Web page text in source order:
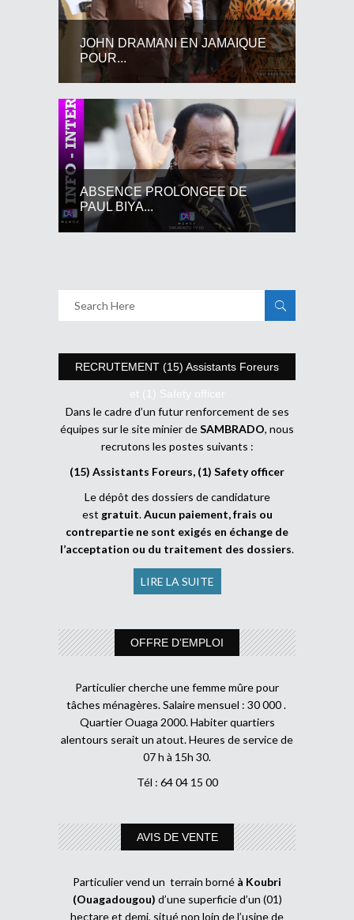
JOHN DRAMANI EN JAMAIQUE
POUR...
ABSENCE PROLONGEE DE
PAUL BIYA...
RECRUTEMENT (15) Assistants Foreurs
et (1) Safety officer
Dans le cadre d’un futur renforcement de ses
équipes sur le site minier deSAMBRADO, nous
recrutons les postes suivants :
(15) Assistants Foreurs, (1) Safety officer
Le dépôt des dossiers de candidature
est gratuit.Aucun paiement, frais ou
contrepartie ne sont exigés en échange de
l’acceptation ou du traitement des dossiers.
LIRE LA SUITE
OFFRE D’EMPLOI
Particulier cherche une femme mûre pour
tâches ménagères. Salaire mensuel : 30 000 .
Quartier Ouaga 2000. Habiter quartiers
alentours serait un atout. Heures de service de
07 h à 15h 30.
Tél : 64 04 15 00
AVIS DE VENTE
Particulier vend un terrain borné à Koubri
(Ouagadougou) d’une superficie d’un (01)
hectare et demi, situé non loin de l’usine de